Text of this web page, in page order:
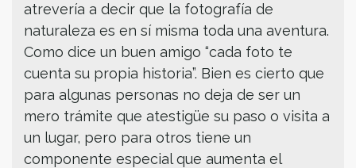
atrevería a decir que la fotografía de
naturaleza es en sí misma toda una aventura.
Como dice un buen amigo “cada foto te
cuenta su propia historia”. Bien es cierto que
para algunas personas no deja de ser un
mero trámite que atestigüe su paso o visita a
un lugar, pero para otros tiene un
componente especial que aumenta el